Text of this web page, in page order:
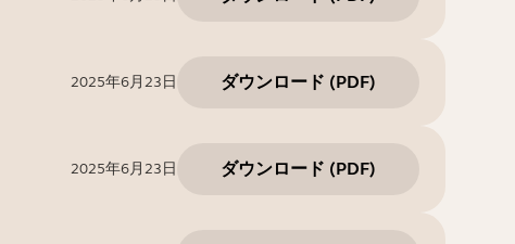
2025年6月23日 ダウンロード (PDF)
2025年6月23日 ダウンロード (PDF)